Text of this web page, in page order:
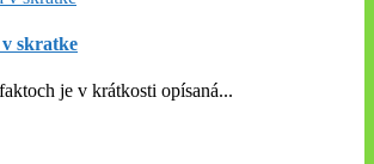
skratke
je v krátkosti opísaná...